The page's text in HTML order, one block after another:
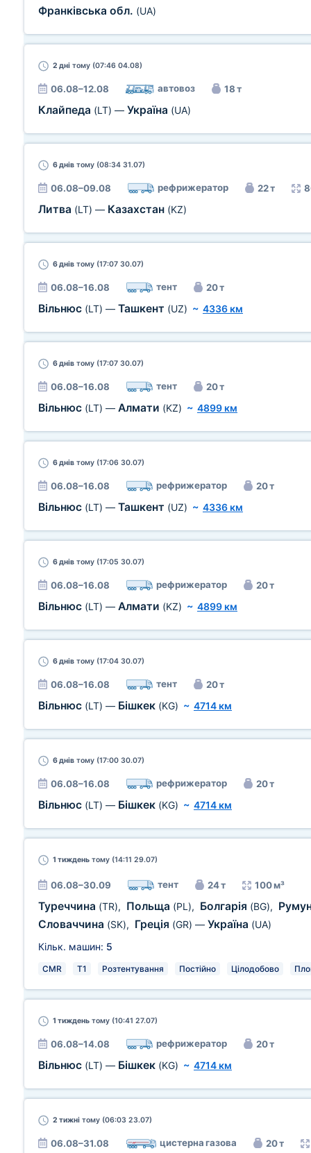
Франківська обл. (UA)
2 дні тому (07:46 04.08)
06.08–12.08 автовоз 18 т
Клайпеда (LT) — Україна (UA)
6 днів тому (08:34 31.07)
06.08–09.08 рефрижератор 22 т
Литва (LT) — Казахстан (KZ)
6 днів тому (17:07 30.07)
06.08–16.08 тент 20 т
Вільнюс (LT) — Ташкент (UZ) ~ 4336 км
6 днів тому (17:07 30.07)
06.08–16.08 тент 20 т
Вільнюс (LT) — Алмати (KZ) ~ 4899 км
6 днів тому (17:06 30.07)
06.08–16.08 рефрижератор 20 т
Вільнюс (LT) — Ташкент (UZ) ~ 4336 км
6 днів тому (17:05 30.07)
06.08–16.08 рефрижератор 20 т
Вільнюс (LT) — Алмати (KZ) ~ 4899 км
6 днів тому (17:04 30.07)
06.08–16.08 тент 20 т
Вільнюс (LT) — Бішкек (KG) ~ 4714 км
6 днів тому (17:00 30.07)
06.08–16.08 рефрижератор 20 т
Вільнюс (LT) — Бішкек (KG) ~ 4714 км
1 тиждень тому (14:11 29.07)
06.08–30.09 тент 24 т 100 м³
Туреччина (TR), Польща (PL), Болгарія (BG),
Словаччина (SK), Греція (GR) — Україна (UA)
Кільк. машин: 5
CMR T1 Розтентування Постійно Цілодобово
1 тиждень тому (10:41 27.07)
06.08–14.08 рефрижератор 20 т
Вільнюс (LT) — Бішкек (KG) ~ 4714 км
2 тижні тому (06:03 23.07)
06.08–31.08 цистерна газова 20 т